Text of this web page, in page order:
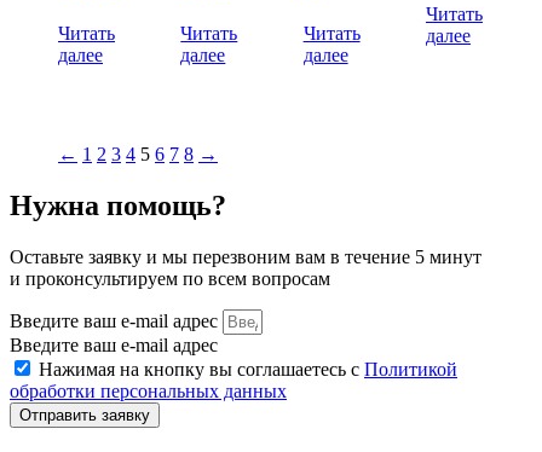
Читать
далее
Читать
далее
Читать
далее
Читать
далее
← 1 2 3 4 5 6 7 8 →
Нужна помощь?
Оставьте заявку и мы перезвоним вам в течение 5 минут
и проконсультируем по всем вопросам
Введите ваш e-mail адрес
Введите ваш e-mail адрес
Нажимая на кнопку вы соглашаетесь с Политикой
обработки персональных данных
Отправить заявку